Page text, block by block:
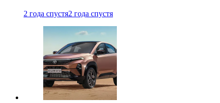
2 года спустя2 года спустя